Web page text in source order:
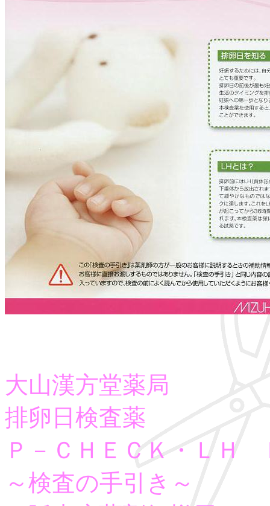
大山漢方堂薬局
排卵日検査薬
Ｐ－ＣＨＥＣＫ・ＬＨ
～検査の手引き～